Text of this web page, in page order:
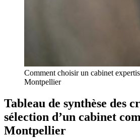
Comment choisir un cabinet
Montpellier
Tableau de synthèse des
sélection d’un cabinet
Montpellier